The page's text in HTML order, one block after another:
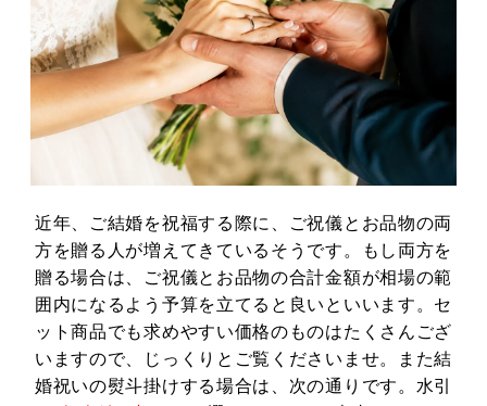
近年、ご結婚を祝福する際に、ご祝儀とお品物の両
方を贈る人が増えてきているそうです。もし両方を
贈る場合は、ご祝儀とお品物の合計金額が相場の範
囲内になるよう予算を立てると良いといいます。セ
ット商品でも求めやすい価格のものはたくさんござ
いますので、じっくりとご覧くださいませ。また結
婚祝いの熨斗掛けする場合は、次の通りです。水引